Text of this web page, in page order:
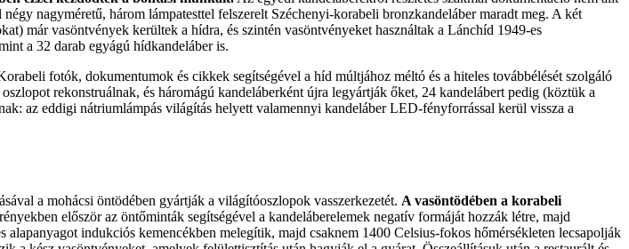
nagyméretű, három lámpatesttel felszerelt Széchenyi-korabeli bronzkandeláber maradt meg. A két
már vasöntvények kerültek a hídra, és szintén vasöntvényeket használtak a Lánchíd 1949-es
a 32 darab egyágú hídkandeláber is.
fotók, dokumentumok és cikkek segítségével a híd múltjához méltó és a hiteles továbbélését szolgáló
rekonstruálnak, és háromágú kandeláberként újra legyártják őket, 24 kandelábert pedig (köztük a
az eddigi nátriumlámpás világítás helyett valamennyi kandeláber LED-fényforrással kerül vissza a
a mohácsi öntödében gyártják a világítóoszlopok vasszerkezetét. A vasöntödében a korabeli
először az öntőminták segítségével a kandeláberelemek negatív formáját hozzák létre, majd
indukciós kemencékben melegítik, majd csaknem 1400 Celsius-fokos hőmérsékleten lecsapolják